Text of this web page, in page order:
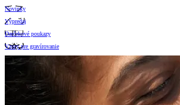
Novinky
Výpredaj
Darčekové poukazy
Vzory pre gravírovanie